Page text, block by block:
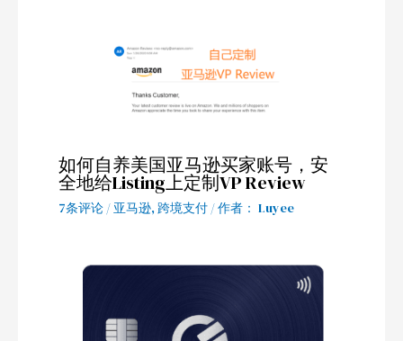
如何自养美国亚马逊买家账号，安
全地给Listing上定制VP Review
7条评论 / 亚马逊,跨境支付 / 作者： Luyee